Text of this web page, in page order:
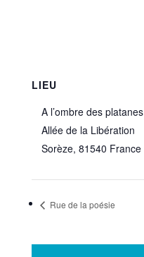
LIEU
A l’ombre des platanes
Allée de la Libération
Sorèze, 81540 France
Rue de la poésie